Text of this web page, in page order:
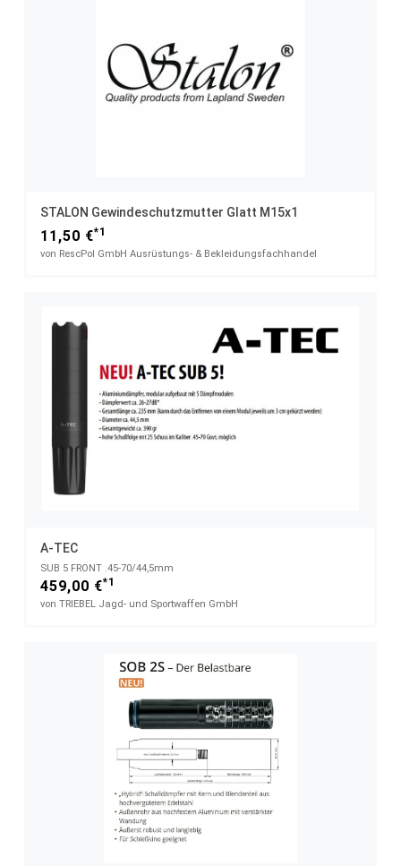
STALON Gewindeschutzmutter Glatt M15x1
11,50 €*1
von RescPol GmbH Ausrüstungs- & Bekleidungsfachhandel
A-TEC
SUB 5 FRONT .45-70/44,5mm
459,00 €*1
von TRIEBEL Jagd- und Sportwaffen GmbH